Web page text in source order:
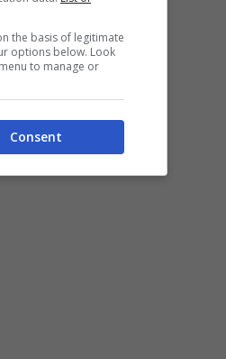
the basis of legitimate
options below. Look
to manage or
Consent